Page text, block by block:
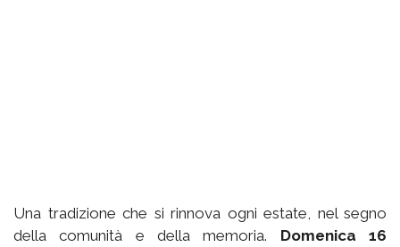
Una tradizione che si rinnova ogni estate, nel segno
della comunità e della memoria. Domenica 16